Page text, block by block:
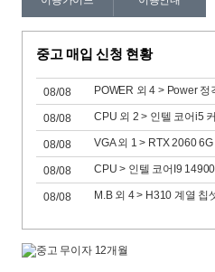
중고 매입 신청 현황
08/08 POWER 외 4 > Power
08/08 CPU 외 2 > 인텔 코어i5
08/08 VGA 외 1 > RTX 2060 6G
08/08 CPU > 인텔 코어I9
08/08 M.B 외 4 > H310 계열 칩